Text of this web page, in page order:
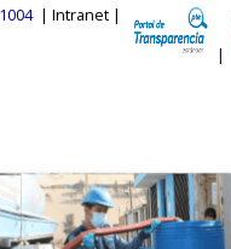
| Intranet |
|